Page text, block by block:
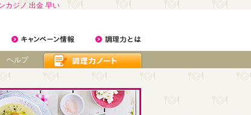
カジノ 出金 早い
ヘルプ